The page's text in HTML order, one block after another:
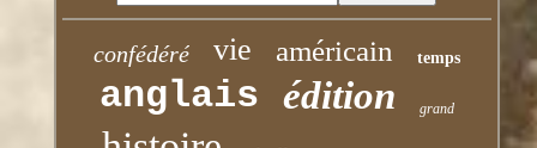
confédéré vie américain temps
anglais édition grand